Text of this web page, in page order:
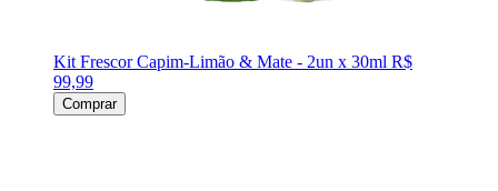
Kit Frescor Capim-Limão & Mate - 2un x 30ml R$
99,99
Comprar